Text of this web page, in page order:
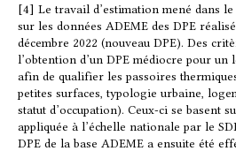
[4] Le travail d’estimation mené dans le
sur les données ADEME des DPE
décembre 2022 (nouveau DPE). Des
l’obtention d’un DPE médiocre pour un
afin de qualifier les passoires
petites surfaces, typologie urbaine,
statut d’occupation). Ceux-ci se basent
appliquée à l’échelle nationale par le
DPE de la base ADEME a ensuite été